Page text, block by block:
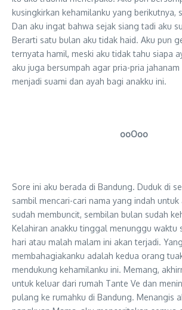
kusingkirkan kehamilanku yang berikutnya,
Dan aku ingat bahwa sejak siang tadi aku
Berarti satu bulan aku tidak haid. Aku pun
ternyata hamil, meski aku tidak tahu siapa
aku juga bersumpah agar pria-pria
menjadi suami dan ayah bagi anakku ini.
ooOoo
Sore ini aku berada di Bandung. Duduk di
sambil mencari-cari nama yang indah untuk
sudah membuncit, sembilan bulan sudah
Kelahiran anakku tinggal menunggu waktu
hari atau malah malam ini akan terjadi.
membahagiakanku adalah kedua orang
mendukung kehamilanku ini. Memang,
untuk keluar dari rumah Tante Ve dan
pulang ke rumahku di Bandung. Menangis